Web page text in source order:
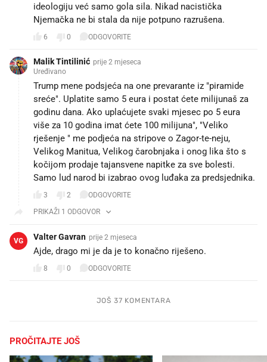
ideologiju već samo gola sila. Nikad nacistička
Njemačka ne bi stala da nije potpuno razrušena.
6 0 ODGOVORITE
Malik Tintilinić prije 2 mjeseca
Uređivano
Trump mene podsjeća na one prevarante iz "piramide
sreće". Uplatite samo 5 eura i postat ćete milijunaš za
godinu dana. Ako uplaćujete svaki mjesec po 5 eura
više za 10 godina imat ćete 100 milijuna", "Veliko
rješenje " me podjeća na stripove o Zagor-te-neju,
Velikog Manitua, Velikog čarobnjaka i onog lika što s
kočijom prodaje tajansvene napitke za sve bolesti.
Samo lud narod bi izabrao ovog luđaka za predsjednika.
3 2
ODGOVORITE
PRIKAŽI 1 ODGOVOR
VG Valter Gavran prije 2 mjeseca
Ajde, drago mi je da je to konačno riješeno.
8 0 ODGOVORITE
JOŠ 37 KOMENTARA
PROČITAJTE JOŠ